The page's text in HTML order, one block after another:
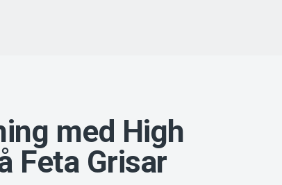
med High
Feta Grisar